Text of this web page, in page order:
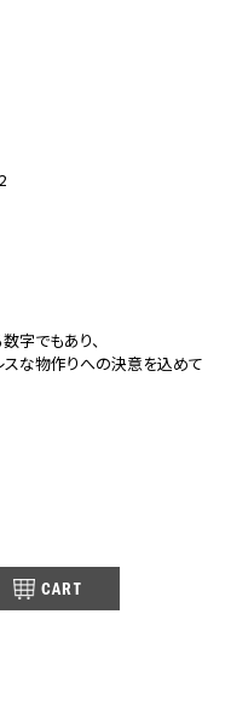
字でもあり、
スな物作りへの決意を込めて
CART